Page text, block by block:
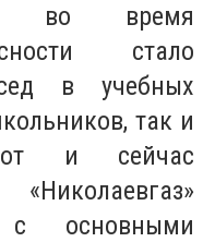
во время
стало
в учебных
так и
и сейчас
с основными